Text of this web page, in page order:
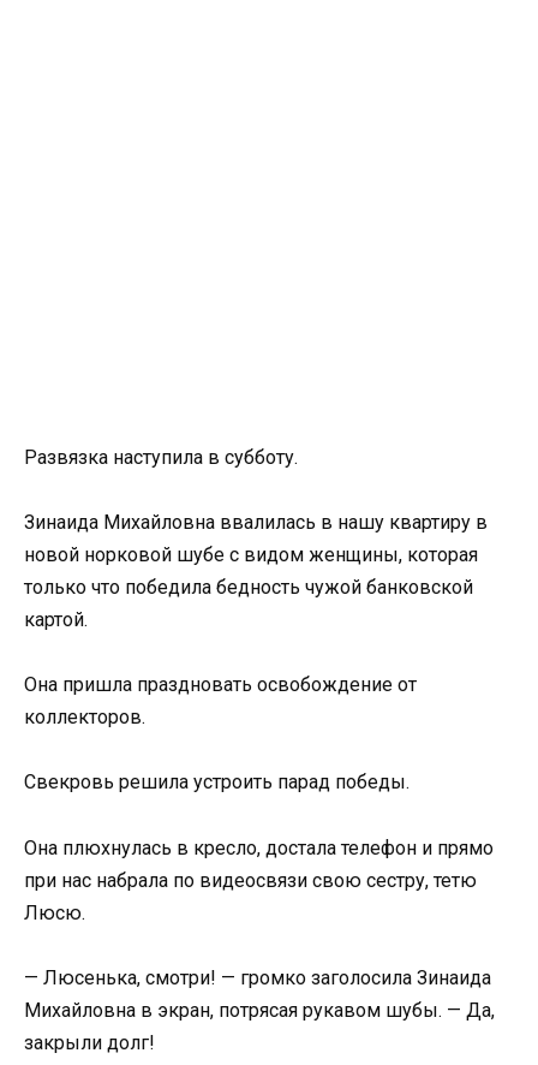
Развязка наступила в субботу.
Зинаида Михайловна ввалилась в нашу квартиру в
новой норковой шубе с видом женщины, которая
только что победила бедность чужой банковской
картой.
Она пришла праздновать освобождение от
коллекторов.
Свекровь решила устроить парад победы.
Она плюхнулась в кресло, достала телефон и прямо
при нас набрала по видеосвязи свою сестру, тетю
Люсю.
— Люсенька, смотри! — громко заголосила Зинаида
Михайловна в экран, потрясая рукавом шубы. — Да,
закрыли долг!